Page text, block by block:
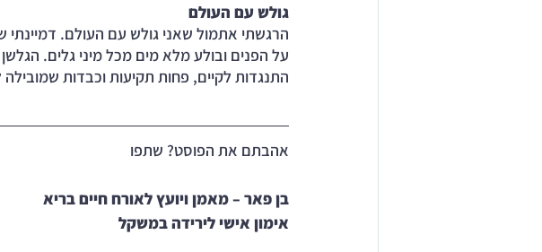
גולש עם העולם
הרגשתי אתמול שאני גולש עם העולם. דמיינתי
על הפנים ובולע מלא מים מכל מיני גלים.
התנגדות לקיים, פחות תקיעות וכבדות
אהבתם את הפוסט? שתפו
בן פאר – מאמן ויועץ לאורח חיים בריא
אימון אישי לירידה במשקל